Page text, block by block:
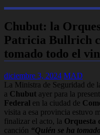
Chubut: la
Patricia Bullrich
tomado todo el
diciembre 3, 2024 MAD
La Ministra de Seguridad de
a Chubut ayer para la
Federal en la ciudad de
visita a esa provincia estuvo
finalizar el acto, la Orquesta
canción “Quién se ha